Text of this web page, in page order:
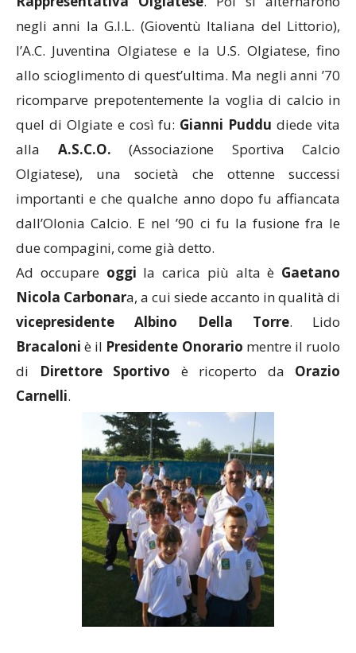
negli anni la G.I.L. (Gioventù Italiana del Littorio),
l’A.C. Juventina Olgiatese e la U.S. Olgiatese, fino
allo scioglimento di quest’ultima. Ma negli anni ’70
ricomparve prepotentemente la voglia di calcio in
quel di Olgiate e così fu: Gianni Puddu diede vita
alla A.S.C.O. (Associazione Sportiva Calcio
Olgiatese), una società che ottenne successi
importanti e che qualche anno dopo fu affiancata
dall’Olonia Calcio. E nel ’90 ci fu la fusione fra le
due compagini, come già detto.
Ad occupare oggi la carica più alta è Gaetano
Nicola Carbonara, a cui siede accanto in qualità di
vicepresidente
Albino Della Torre. Lido
Bracaloni è il Presidente Onorario mentre il ruolo
di
Direttore Sportivo è ricoperto da Orazio
Carnelli.